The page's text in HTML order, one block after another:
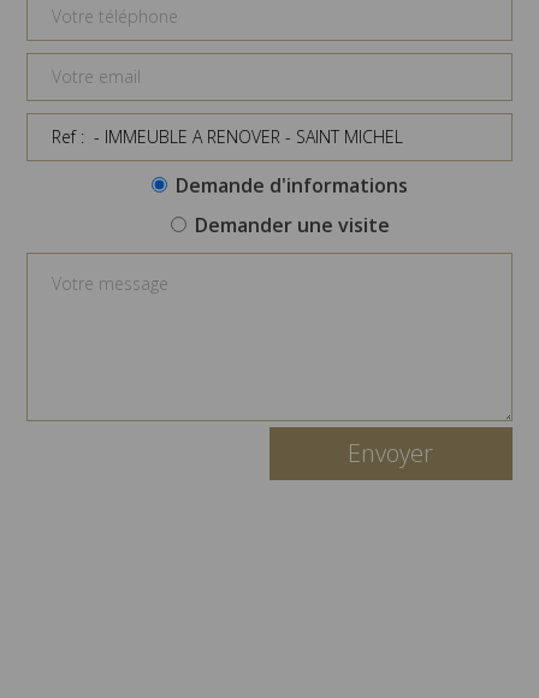
Demande d'informations
Demander une visite